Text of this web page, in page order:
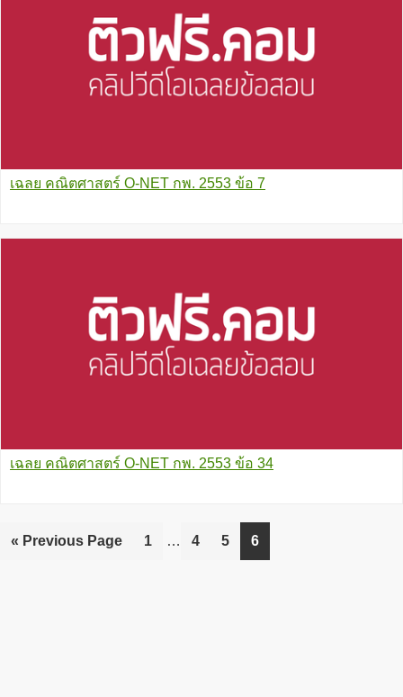
เฉลย คณิตศาสตร์ O-NET กพ. 2553 ข้อ 7
เฉลย คณิตศาสตร์ O-NET กพ. 2553 ข้อ 34
« Go
Previous Page
Go
1
Interim
…
Go
4
Go
5
Go
to
6